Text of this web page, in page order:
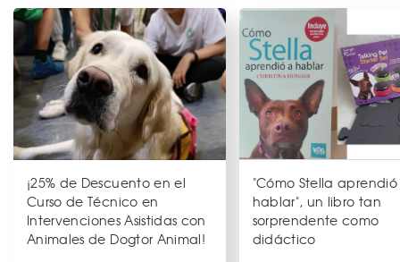
¡25% de Descuento en el
Curso de Técnico en
Intervenciones Asistidas con
Animales de Dogtor Animal!
"Cómo Stella
hablar", un libro tan
sorprendente como
didáctico